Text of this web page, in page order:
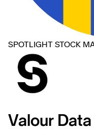
SPOTLIGHT STOCK
Valour